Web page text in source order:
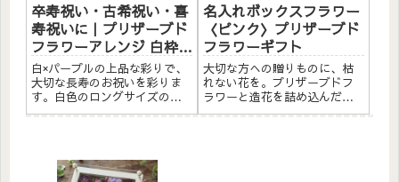
卒寿祝い・古希祝い・喜
寿祝いに｜プリザーブド
フラワーアレンジ 白枠ロ
ング〈パープル〉文字入
れ
白×パープルの上品な彩りで、
大切な長寿のお祝いを彩りま
す。白色のロングサイズのウ
ッドフレームに、プリザーブ
です。アクリル板にはひとこ
名入れボックスフラワー
〈ピンク〉プリザーブド
フラワーギフト
大切な方への贈りものに、枯
れない花を。プリザーブドフ
ラワーと造花を詰め込んだ、
TEN PETALのボックスフラワ